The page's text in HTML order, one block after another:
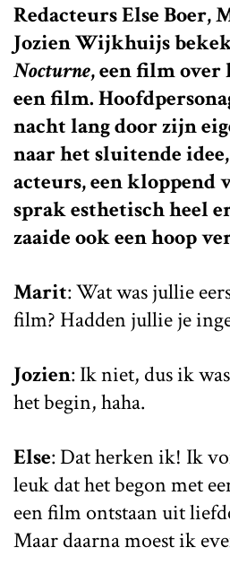
Redacteurs Else Boer,
Jozien Wijkhuijs
Nocturne, een film over
een film.
nacht lang door zijn
naar het sluitende
acteurs, een kloppend
sprak esthetisch heel
zaaide ook een hoop
Marit: Wat was jullie
film? Hadden jullie je
Jozien: Ik niet, dus ik
het begin, haha.
Else: Dat herken ik! Ik
leuk dat het begon met
een film ontstaan uit
Maar daarna moest ik